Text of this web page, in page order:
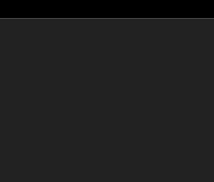
Taquilla